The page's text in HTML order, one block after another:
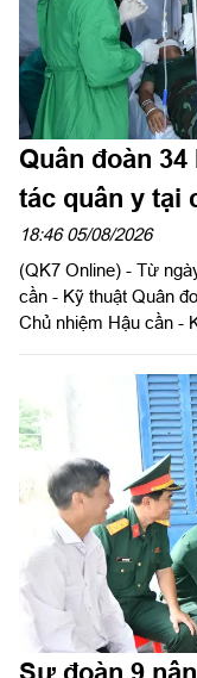
Quân đoàn
tác quân y tại
18:46 05/08/2026
(QK7 Online) - Từ
cần - Kỹ thuật Quân
Chủ nhiệm Hậu cần -
thuộc Sư đoàn 9.
thực hiện nhiệm vụ,
diện của Cục Quân y